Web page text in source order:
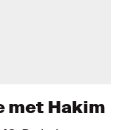
met Hakim